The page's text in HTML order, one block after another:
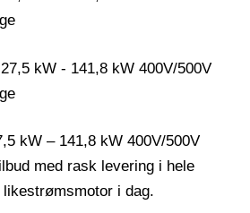
kW – 141,8 kW 400V/500V
med rask levering i hele
i dag.